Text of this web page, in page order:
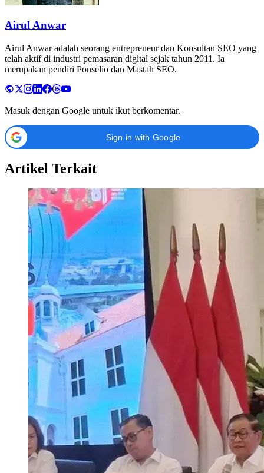
Airul Anwar
Airul Anwar adalah seorang entrepreneur dan Konsultan SEO yang
telah aktif di industri pemasaran digital sejak tahun 2011. Ia
merupakan pendiri Ponselio dan Mastah SEO.
Masuk dengan Google untuk ikut berkomentar.
Sign in with Google
Artikel Terkait